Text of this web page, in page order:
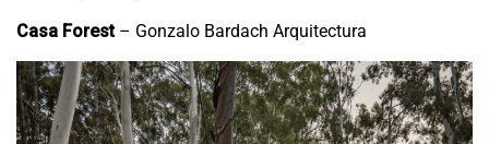
Casa Forest– Gonzalo Bardach Arquitectura